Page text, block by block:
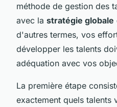
méthode de gestion des
avec la stratégie globale
d'autres termes, vos
développer les talents
adéquation avec vos
La première étape
exactement quels talents